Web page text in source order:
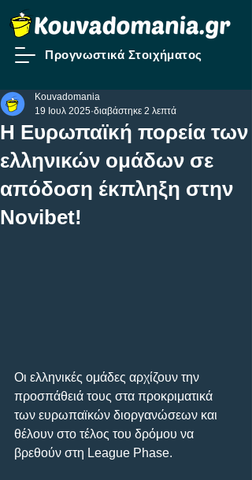
Προγνωστικά Στοιχήματος
Η Ευρωπαϊκή πορεία των
ελληνικών ομάδων σε
απόδοση έκπληξη στην
Novibet!
Kouvadomania
19 Ιουλ 2025 διαβάστηκε 2 λεπτά
Οι ελληνικές ομάδες αρχίζουν την
προσπάθειά τους στα προκριματικά
των ευρωπαϊκών διοργανώσεων και
θέλουν στο τέλος του δρόμου να
βρεθούν στη League Phase.